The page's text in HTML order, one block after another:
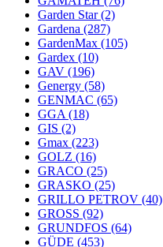
Garden Star(2)
Gardena (287)
GardenMax (105)
Gardex (10)
GAV (196)
Genergy (58)
GENMAC (65)
GGA (18)
GIS (2)
Gmax (223)
GOLZ (16)
GRACO (25)
GRASKO (25)
GRILLO PETROV (40)
GROSS (92)
GRUNDFOS (64)
GÜDE (453)